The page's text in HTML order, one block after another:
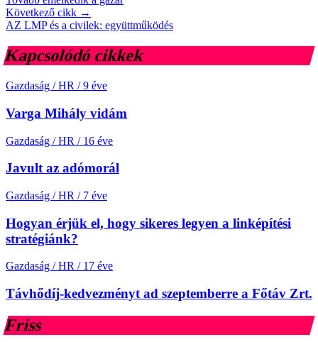
Következő cikk →
AZ LMP és a civilek: együttműködés
Kapcsolódó cikkek
Gazdaság / HR / 9 éve
Varga Mihály vidám
Gazdaság / HR / 16 éve
Javult az adómorál
Gazdaság / HR / 7 éve
Hogyan érjük el, hogy sikeres legyen a linképítési
stratégiánk?
Gazdaság / HR / 17 éve
Távhődíj-kedvezményt ad szeptemberre a Főtáv Zrt.
Friss